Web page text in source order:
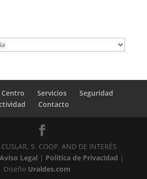
Centro Servicios
Seguridad
Contacto
S. COOP. AND DE INTERÉS
Aviso Legal | Política de Privacidad |
Diseño Uraldes.com